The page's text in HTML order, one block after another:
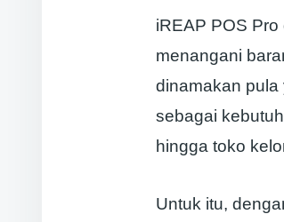
iREAP POS
menangani
dinamakan pula
sebagai
hingga toko
Untuk itu,